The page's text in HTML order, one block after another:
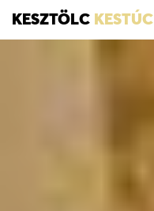
KESZTÖLC KESTÚC